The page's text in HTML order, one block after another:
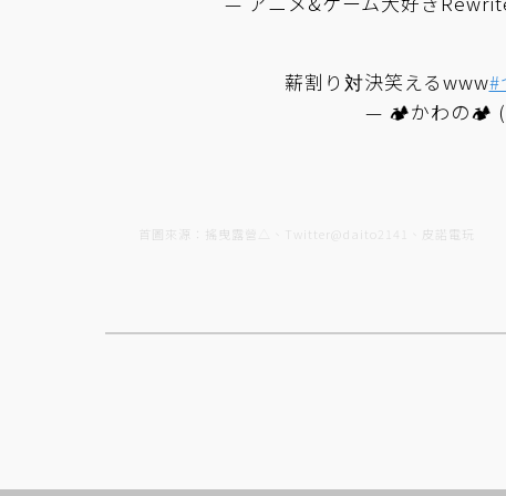
薪割り対決笑えるwww#
— 🏕かわの🏕
首圖來源：搖曳露營△、Twitter@daito2141、皮諾電玩